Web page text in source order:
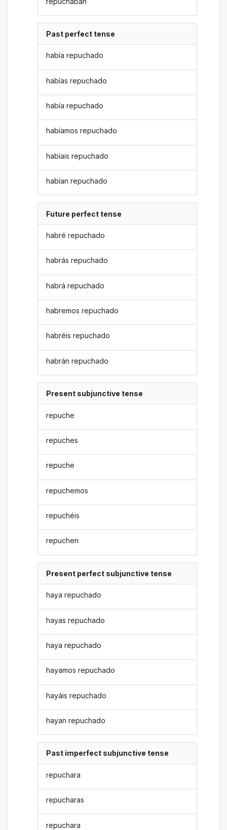
Past perfect tense
había repuchado
habías repuchado
había repuchado
habíamos repuchado
habíais repuchado
habían repuchado
Future perfect tense
habré repuchado
habrás repuchado
habrá repuchado
habremos repuchado
habréis repuchado
habrán repuchado
Present subjunctive tense
repuche
repuches
repuche
repuchemos
repuchéis
repuchen
Present perfect subjunctive tense
haya repuchado
hayas repuchado
haya repuchado
hayamos repuchado
hayáis repuchado
hayan repuchado
Past imperfect subjunctive tense
repuchara
repucharas
repuchara